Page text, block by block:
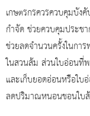
เกษตรกรควรควบคุมบัง
กำจัด ช่วยควบคุมประช
ช่วยลดจำนวนครั้งในกา
ในสวนส้ม ส่วนใบอ่อนที่
และเก็บยอดอ่อนหรือใ
ลดปริมาณหนอนชอนใบ